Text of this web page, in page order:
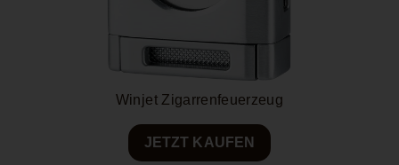
Winjet Zigarrenfeuerzeug
JETZT KAUFEN